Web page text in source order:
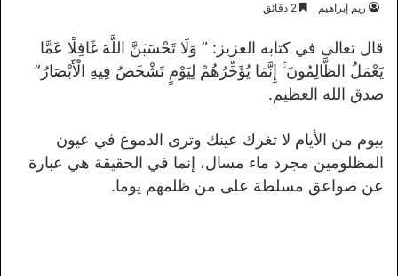
ريم إبراهيم
قال تعالى في كتابه العزيز: ” وَلَا تَحْسَبَنَّ اللَّهَ غَافِلًا عَمَّا
يَعْمَلُ الظَّالِمُونَ ۚ إِنَّمَا يُؤَخِّرُهُمْ لِيَوْمٍ تَشْخَصُ فِيهِ الْأَبْصَارُ”
صدق الله العظيم.
بيوم من الأيام لا تغرك عينك وترى الدموع في عيون
المظلومين مجرد ماء مسال، إنما في الحقيقة هي عبارة
عن صواعق مسلطة على من ظلمهم يوما.